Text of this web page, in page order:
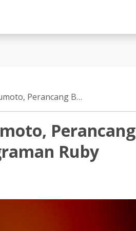
Bahasa Pemrograman Ruby
Perancang
Ruby